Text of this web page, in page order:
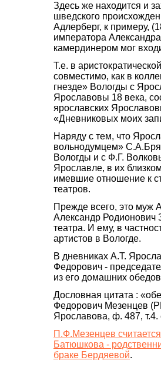
Здесь же находится и
шведского
Адлерберг, к примеру,
императора
камердинером мог
Т.е. в
совместимо, как в
гнезде» Вологды с
Ярославовы 18 века,
ярославских
«Дневниковых моих
Наряду с тем, что
вольнодумцем»
Вологды и с Ф.Г.
Ярославле, в их
имевшие отношение к
театров.
Прежде всего, это муж
Александр Родионович
театра. И ему, в
артистов в Вологде.
В дневниках А.Т.
Федорович -
из его домашних
Дословная цитата :
Федорович Мезенцев
Ярославова, ф. 487,
П.Ф.Мезенцев
Батюшкова -
браке Бердяевой.